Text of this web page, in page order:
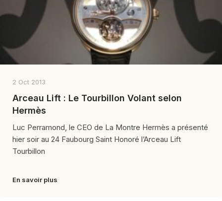
2 Oct 2013
Arceau Lift : Le Tourbillon Volant selon
Hermès
Luc Perramond, le CEO de La Montre Hermès a présenté
hier soir au 24 Faubourg Saint Honoré l’Arceau Lift
Tourbillon
En savoir plus